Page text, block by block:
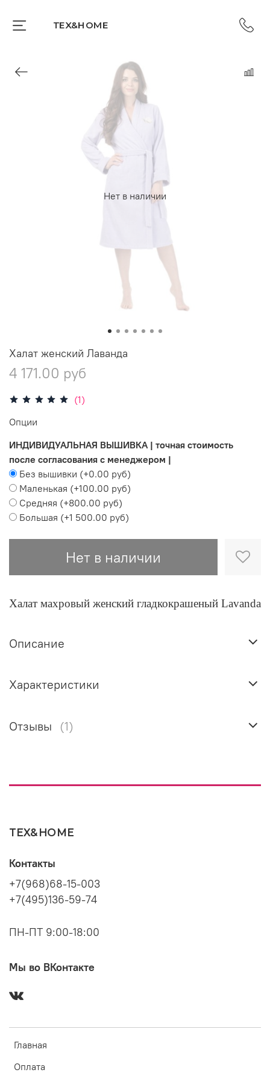
TEX&HOME
Нет в наличии
(1)
Халат женский Лаванда
4 171.00 руб
Нет в наличии
Опции
ИНДИВИДУАЛЬНАЯ ВЫШИВКА | точная стоимость
после согласования с менеджером |
Без вышивки (+0.00 руб)
Маленькая (+100.00 руб)
Средняя (+800.00 руб)
Большая (+1 500.00 руб)
Халат махровый женский гладкокрашеный Lavanda
Описание
Характеристики
Отзывы (1)
TEX&HOME
Главная
Оплата
Контакты
+7(968)68-15-003
+7(495)136-59-74
ПН-ПТ 9:00-18:00
Мы во ВКонтакте